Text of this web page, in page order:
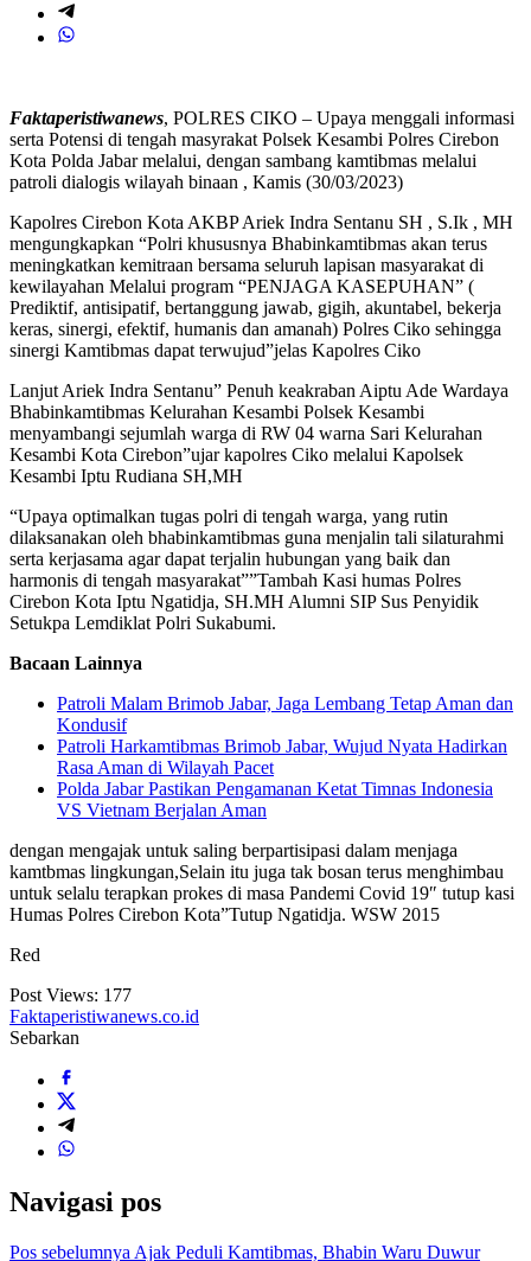
Faktaperistiwanews, POLRES CIKO – Upaya menggali informasi
serta Potensi di tengah masyrakat Polsek Kesambi Polres Cirebon
Kota Polda Jabar melalui, dengan sambang kamtibmas melalui
patroli dialogis wilayah binaan , Kamis (30/03/2023)
Kapolres Cirebon Kota AKBP Ariek Indra Sentanu SH , S.Ik , MH
mengungkapkan “Polri khususnya Bhabinkamtibmas akan terus
meningkatkan kemitraan bersama seluruh lapisan masyarakat di
kewilayahan Melalui program “PENJAGA KASEPUHAN” (
Prediktif, antisipatif, bertanggung jawab, gigih, akuntabel, bekerja
keras, sinergi, efektif, humanis dan amanah) Polres Ciko sehingga
sinergi Kamtibmas dapat terwujud”jelas Kapolres Ciko
Lanjut Ariek Indra Sentanu” Penuh keakraban Aiptu Ade Wardaya
Bhabinkamtibmas Kelurahan Kesambi Polsek Kesambi
menyambangi sejumlah warga di RW 04 warna Sari Kelurahan
Kesambi Kota Cirebon”ujar kapolres Ciko melalui Kapolsek
Kesambi Iptu Rudiana SH,MH
“Upaya optimalkan tugas polri di tengah warga, yang rutin
dilaksanakan oleh bhabinkamtibmas guna menjalin tali silaturahmi
serta kerjasama agar dapat terjalin hubungan yang baik dan
harmonis di tengah masyarakat””Tambah Kasi humas Polres
Cirebon Kota Iptu Ngatidja, SH.MH Alumni SIP Sus Penyidik
Setukpa Lemdiklat Polri Sukabumi.
Bacaan Lainnya
Patroli Malam Brimob Jabar, Jaga Lembang Tetap Aman dan
Kondusif
Patroli Harkamtibmas Brimob Jabar, Wujud Nyata Hadirkan
Rasa Aman di Wilayah Pacet
Polda Jabar Pastikan Pengamanan Ketat Timnas Indonesia
VS Vietnam Berjalan Aman
dengan mengajak untuk saling berpartisipasi dalam menjaga
kamtbmas lingkungan,Selain itu juga tak bosan terus menghimbau
untuk selalu terapkan prokes di masa Pandemi Covid 19″ tutup kasi
Humas Polres Cirebon Kota”Tutup Ngatidja. WSW 2015
Red
Post Views: 177
Faktaperistiwanews.co.id
Sebarkan
Navigasi pos
Pos sebelumnya Ajak Peduli Kamtibmas, Bhabin Waru Duwur